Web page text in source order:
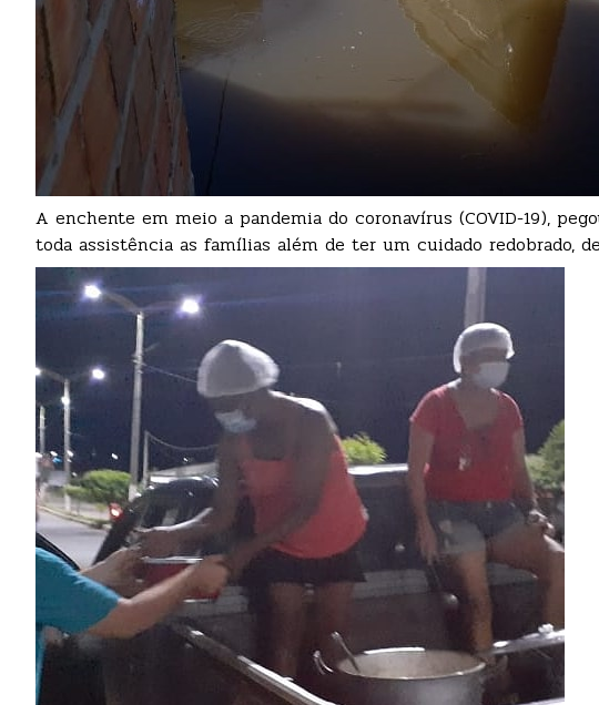
A enchente em meio a pandemia do coronavírus (COVID-19),
toda assistência as famílias além de ter um cuidado redobrado,